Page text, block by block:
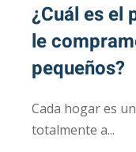
¿Cuál es el
le
pequeños?
Cada hogar es
totalmente a...